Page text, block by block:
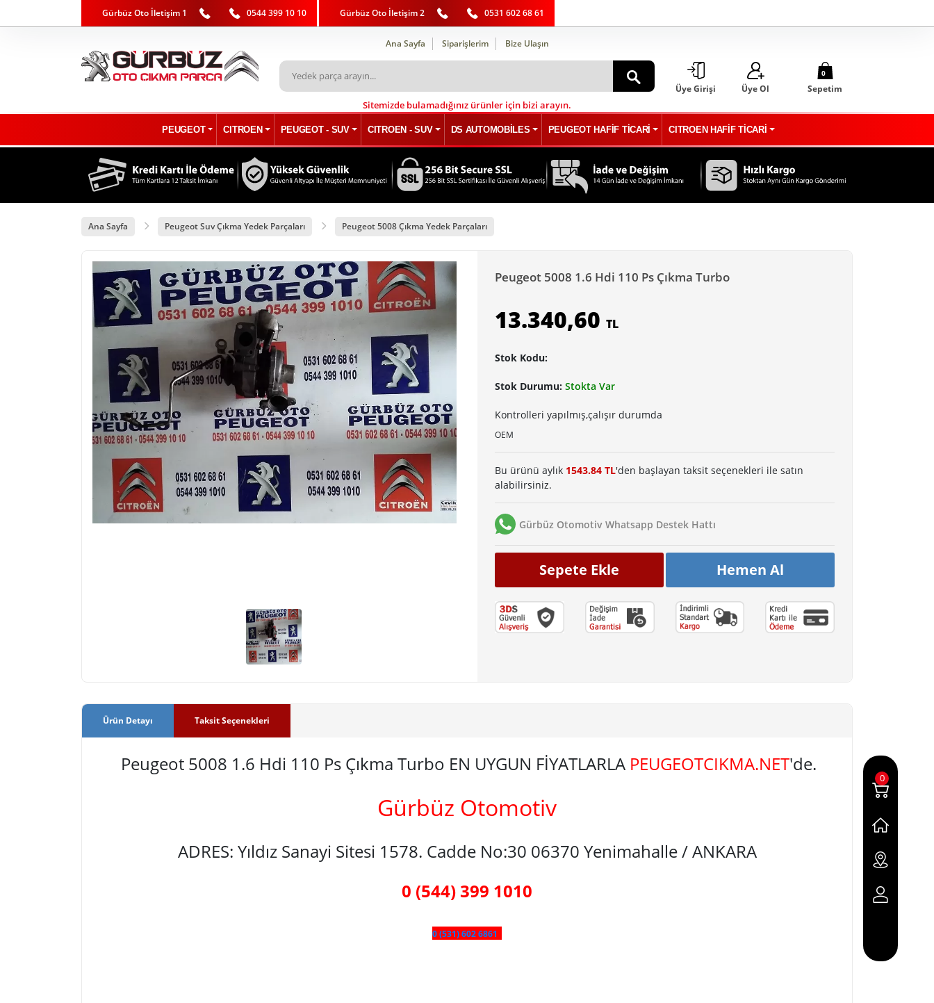
Gürbüz Oto İletişim 1 0544 399 10 10 Gürbüz Oto İletişim 2 0531 602 68 61
Ana Sayfa Siparişlerim Bize Ulaşın
Sitemizde bulamadığınız ürünler için bizi arayın.
Üye Girişi Üye Ol
0
Sepetim
PEUGEOT CITROEN PEUGEOT - SUV CITROEN - SUV DS AUTOMOBİLES PEUGEOT HAFİF TİCARİ CITROEN HAFİF TİCARİ
Ana Sayfa Peugeot Suv Çıkma Yedek Parçaları Peugeot 5008 Çıkma Yedek Parçaları
Peugeot 5008 1.6 Hdi 110 Ps Çıkma Turbo
13.340,60 TL
Stok Kodu:
Stok Durumu: Stokta Var
Kontrolleri yapılmış,çalışır durumda
OEM
Bu ürünü aylık 1543.84 TL'den başlayan taksit seçenekleri ile satın
alabilirsiniz.
Gürbüz Otomotiv Whatsapp Destek Hattı
Sepete Ekle Hemen Al
Ürün Detayı Taksit Seçenekleri
Peugeot 5008 1.6 Hdi 110 Ps Çıkma Turbo EN UYGUN FİYATLARLA PEUGEOTCIKMA.NET'de.
Gürbüz Otomotiv
ADRES: Yıldız Sanayi Sitesi 1578. Cadde No:30 06370 Yenimahalle / ANKARA
0 (544) 399 1010
0 (531) 602 6861
0